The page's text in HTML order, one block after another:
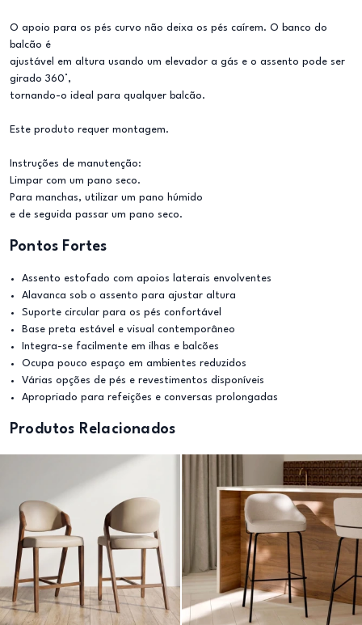
O apoio para os pés curvo não deixa os pés caírem. O banco do
balcão é
ajustável em altura usando um elevador a gás e o assento pode ser
girado 360°,
tornando-o ideal para qualquer balcão.
Este produto requer montagem.
Instruções de manutenção:
Limpar com um pano seco.
Para manchas, utilizar um pano húmido
e de seguida passar um pano seco.
Pontos Fortes
Assento estofado com apoios laterais envolventes
Alavanca sob o assento para ajustar altura
Suporte circular para os pés confortável
Base preta estável e visual contemporâneo
Integra-se facilmente em ilhas e balcões
Ocupa pouco espaço em ambientes reduzidos
Várias opções de pés e revestimentos disponíveis
Apropriado para refeições e conversas prolongadas
Produtos Relacionados